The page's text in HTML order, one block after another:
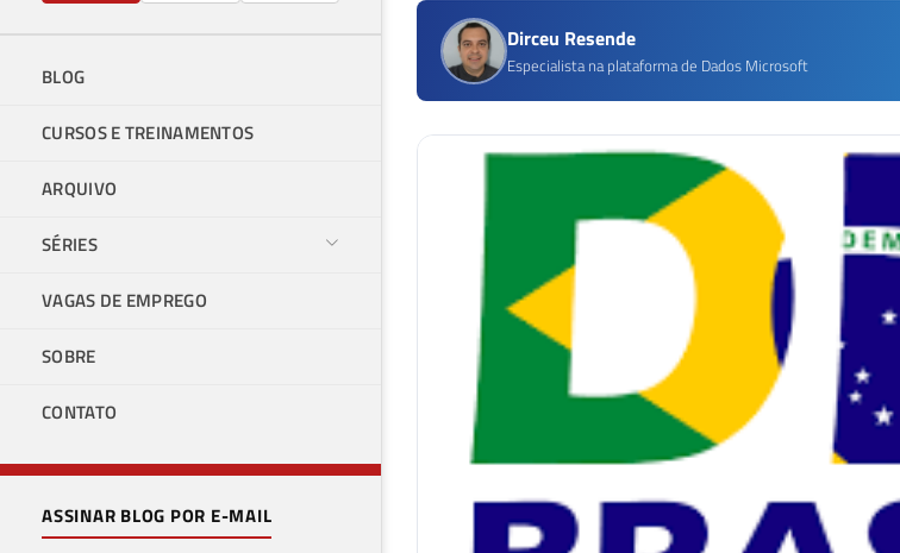
BLOG
CURSOS E TREINAMENTOS
ARQUIVO
SÉRIES
VAGAS DE EMPREGO
SOBRE
CONTATO
ASSINAR BLOG POR E-MAIL
Dirceu Resende
Especialista na plataforma de Dados Microsoft